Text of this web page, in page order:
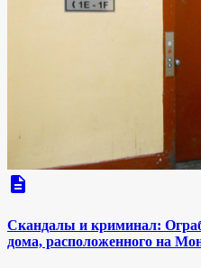
description
Скандалы и криминал:
дома, расположенного на